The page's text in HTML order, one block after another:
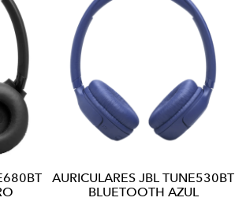
AURICULARES JBL TUNE530BT
BLUETOOTH AZUL